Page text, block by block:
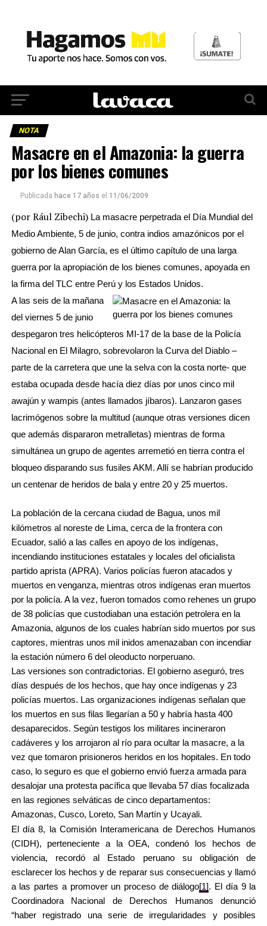
NOTA
Masacre en el Amazonia: la guerra
por los bienes comunes
Publicada hace 17 años el 11/06/2009
(por Rául Zibechi) La masacre perpetrada el Día Mundial del
Medio Ambiente, 5 de junio, contra indios amazónicos por el
gobierno de Alan García, es el último capítulo de una larga
guerra por la apropiación de los bienes comunes, apoyada en
la firma del TLC entre Perú y los Estados Unidos.
A las seis de la mañana
del viernes 5 de junio
despegaron tres helicópteros MI-17 de la base de la Policía
Nacional en El Milagro, sobrevolaron la Curva del Diablo –
parte de la carretera que une la selva con la costa norte- que
estaba ocupada desde hacía diez días por unos cinco mil
awajún y wampis (antes llamados jíbaros). Lanzaron gases
lacrimógenos sobre la multitud (aunque otras versiones dicen
que además dispararon metralletas) mientras de forma
simultánea un grupo de agentes arremetió en tierra contra el
bloqueo disparando sus fusiles AKM. Allí se habrían producido
un centenar de heridos de bala y entre 20 y 25 muertos.
La población de la cercana ciudad de Bagua, unos mil
kilómetros al noreste de Lima, cerca de la frontera con
Ecuador, salió a las calles en apoyo de los indígenas,
incendiando instituciones estatales y locales del oficialista
partido aprista (APRA). Varios policías fueron atacados y
muertos en venganza, mientras otros indígenas eran muertos
por la policía. A la vez, fueron tomados como rehenes un grupo
de 38 policías que custodiaban una estación petrolera en la
Amazonia, algunos de los cuales habrían sido muertos por sus
captores, mientras unos mil inidos amenazaban con incendiar
la estación número 6 del oleoducto norperuano.
Las versiones son contradictorias. El gobierno aseguró, tres
días después de los hechos, que hay once indígenas y 23
policías muertos. Las organizaciones indígenas señalan que
los muertos en sus filas llegarían a 50 y habría hasta 400
desaparecidos. Según testigos los militares incineraron
cadáveres y los arrojaron al río para ocultar la masacre, a la
vez que tomaron prisioneros heridos en los hopitales. En todo
caso, lo seguro es que el gobierno envió fuerza armada para
desalojar una protesta pacífica que llevaba 57 días focalizada
en las regiones selváticas de cinco departamentos:
Amazonas, Cusco, Loreto, San Martín y Ucayali.
El día 8, la Comisión Interamericana de Derechos Humanos
(CIDH), perteneciente a la OEA, condenó los hechos de
violencia, recordó al Estado peruano su obligación de
esclarecer los hechos y de reparar sus consecuencias y llamó
a las partes a promover un proceso de diálogo[1]. El
día 9 la
Coordinadora Nacional de Derechos Humanos denunció
“haber registrado una serie de irregularidades y posibles